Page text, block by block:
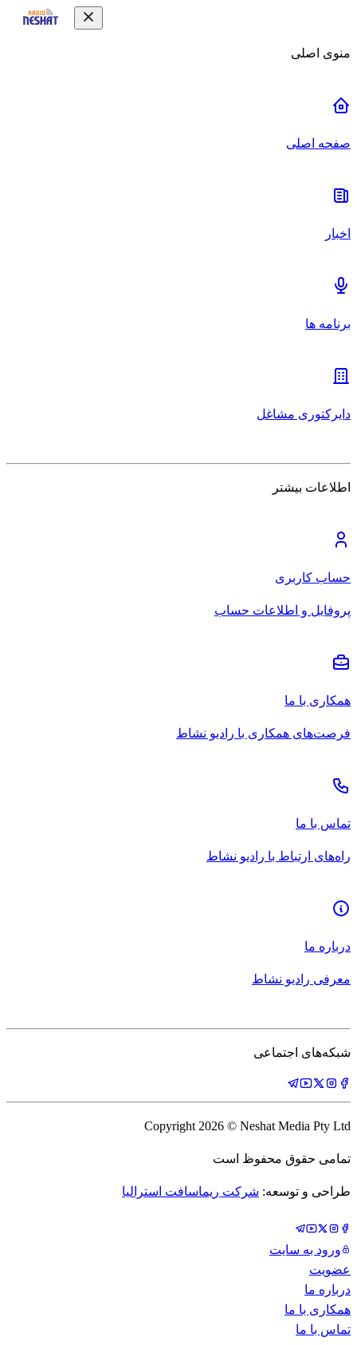
منوی اصلی
صفحه اصلی
اخبار
برنامه ها
دایرکتوری مشاغل
اطلاعات بیشتر
حساب کاربری
پروفایل و اطلاعات حساب
همکاری با ما
فرصت‌های همکاری با رادیو نشاط
تماس با ما
راه‌های ارتباط با رادیو نشاط
درباره ما
معرفی رادیو نشاط
شبکه‌های اجتماعی
Copyright 2026 © Neshat Media Pty Ltd
تمامی حقوق محفوظ است
طراحی و توسعه: شرکت ریماسافت استرالیا
ورود به سایت
عضویت
درباره ما
همکاری با ما
تماس با ما